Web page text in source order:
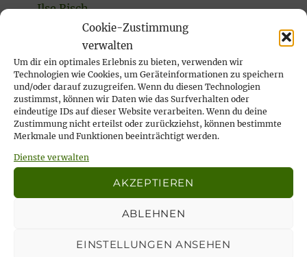
Cookie-Zustimmung
verwalten
Um dir ein optimales Erlebnis zu bieten, verwenden wir
Technologien wie Cookies, um Geräteinformationen zu speichern
und/oder darauf zuzugreifen. Wenn du diesen Technologien
zustimmst, können wir Daten wie das Surfverhalten oder
eindeutige IDs auf dieser Website verarbeiten. Wenn du deine
Zustimmung nicht erteilst oder zurückziehst, können bestimmte
Merkmale und Funktionen beeinträchtigt werden.
Dienste verwalten
AKZEPTIEREN
ABLEHNEN
EINSTELLUNGEN ANSEHEN
Ilse Risch
4. Mai 2026
… immer wieder sonntags, tata!
21. April 2026
Rückblick auf das Karfreitags-Fischessen
14. April 2026
Nachlese Rosenmontagsparty 2026: es
wurde gesungen, gelacht & geschunkelt!
23. Februar 2026
Unsere aktuellen Veranstaltungen: